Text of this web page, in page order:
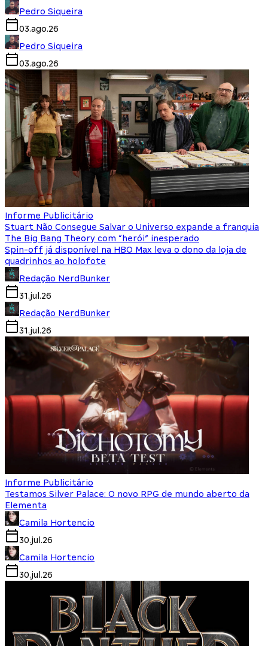
Pedro Siqueira
03.ago.26
Pedro Siqueira
03.ago.26
Informe Publicitário
Stuart Não Consegue Salvar o Universo expande a franquia
The Big Bang Theory com “herói” inesperado
Spin-off já disponível na HBO Max leva o dono da loja de
quadrinhos ao holofote
Redação NerdBunker
31.jul.26
Redação NerdBunker
31.jul.26
Informe Publicitário
Testamos Silver Palace: O novo RPG de mundo aberto da
Elementa
Camila Hortencio
30.jul.26
Camila Hortencio
30.jul.26